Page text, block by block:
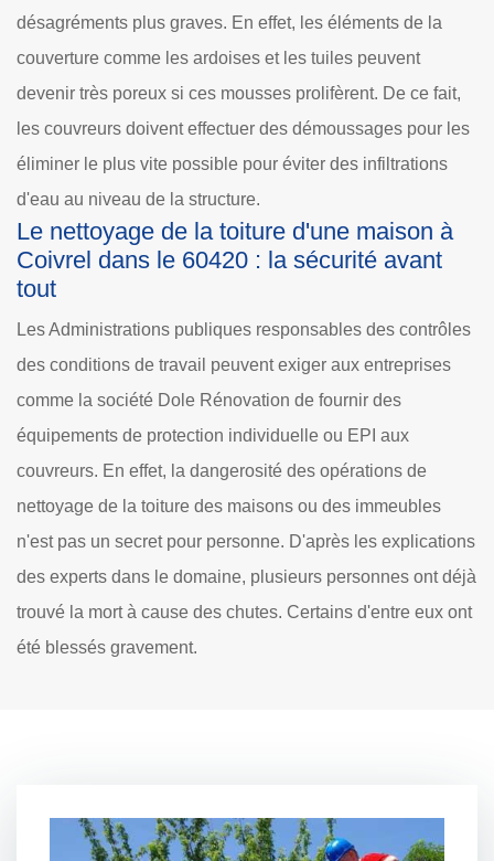
désagréments plus graves. En effet, les éléments de la
couverture comme les ardoises et les tuiles peuvent
devenir très poreux si ces mousses prolifèrent. De ce fait,
les couvreurs doivent effectuer des démoussages pour les
éliminer le plus vite possible pour éviter des infiltrations
d'eau au niveau de la structure.
Le nettoyage de la toiture d'une maison à
Coivrel dans le 60420 : la sécurité avant
tout
Les Administrations publiques responsables des contrôles
des conditions de travail peuvent exiger aux entreprises
comme la société Dole Rénovation de fournir des
équipements de protection individuelle ou EPI aux
couvreurs. En effet, la dangerosité des opérations de
nettoyage de la toiture des maisons ou des immeubles
n'est pas un secret pour personne. D'après les explications
des experts dans le domaine, plusieurs personnes ont déjà
trouvé la mort à cause des chutes. Certains d'entre eux ont
été blessés gravement.